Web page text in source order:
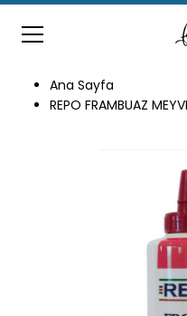
Ana Sayfa
REPO FRAMBUAZ